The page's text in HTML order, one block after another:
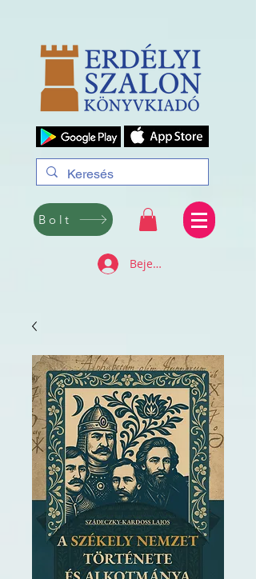
Bolt
Bejelentkezés